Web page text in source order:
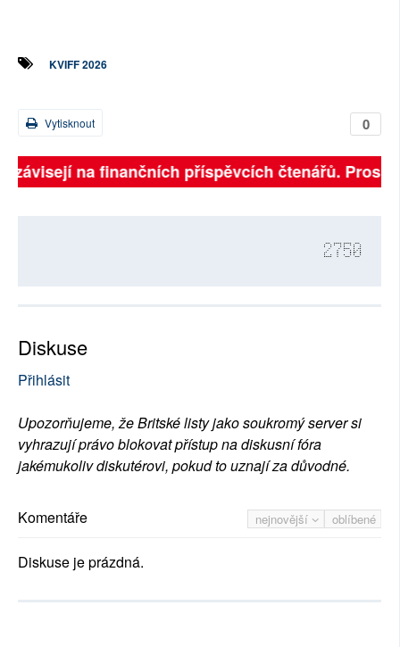
KVIFF 2026
0
Vytisknout
na finančních příspěvcích čtenářů.
2750
Diskuse
Přihlásit
Upozorňujeme, že Britské listy jako soukromý server si
vyhrazují právo blokovat přístup na diskusní fóra
jakémukoliv diskutérovi, pokud to uznají za důvodné.
nejnovější oblíbené
Komentáře
Diskuse je prázdná.